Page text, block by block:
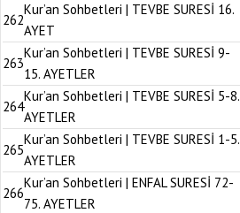
262
Kur’an Sohbetleri | TEVBE SURESİ 16.
AYET
263
Kur’an Sohbetleri | TEVBE SURESİ 9-
15. AYETLER
264
Kur’an Sohbetleri | TEVBE SURESİ 5-8.
AYETLER
265
Kur’an Sohbetleri | TEVBE SURESİ 1-5.
AYETLER
266
Kur’an Sohbetleri | ENFAL SURESİ 72-
75. AYETLER